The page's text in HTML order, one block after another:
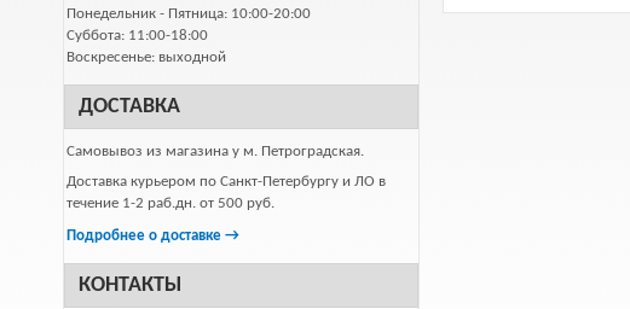
Понедельник - Пятница: 10:00-20:00
Суббота: 11:00-18:00
Воскресенье: выходной
ДОСТАВКА
Самовывоз из магазина у м. Петроградская.
Доставка курьером по Санкт-Петербургу и ЛО в
течение 1-2 раб.дн. от 500 руб.
Подробнее о доставке →
КОНТАКТЫ